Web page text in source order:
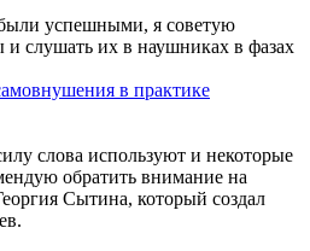
успешными, я советую
и слушать их в наушниках в фазах
в практике
слова используют и некоторые
обратить внимание на
Сытина, который создал